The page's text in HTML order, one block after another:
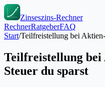
Zinseszins-Rechner
RechnerRatgeberFAQ
Start/Teilfreistellung bei
Teilfreistellung
Steuer du sparst